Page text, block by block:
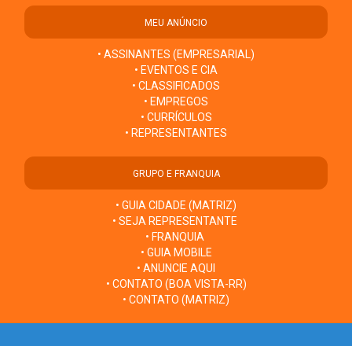
MEU ANÚNCIO
• ASSINANTES (EMPRESARIAL)
• EVENTOS E CIA
• CLASSIFICADOS
• EMPREGOS
• CURRÍCULOS
• REPRESENTANTES
GRUPO E FRANQUIA
• GUIA CIDADE (MATRIZ)
• SEJA REPRESENTANTE
• FRANQUIA
• GUIA MOBILE
• ANUNCIE AQUI
• CONTATO (BOA VISTA-RR)
• CONTATO (MATRIZ)